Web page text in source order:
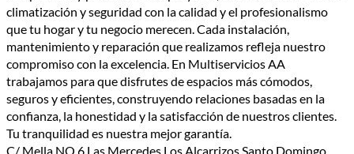
climatización y seguridad con la calidad y el profesionalismo
que tu hogar y tu negocio merecen. Cada instalación,
mantenimiento y reparación que realizamos refleja nuestro
compromiso con la excelencia. En Multiservicios AA
trabajamos para que disfrutes de espacios más cómodos,
seguros y eficientes, construyendo relaciones basadas en la
confianza, la honestidad y la satisfacción de nuestros clientes.
Tu tranquilidad es nuestra mejor garantía.
C/ Mella NO.6 Las Mercedes Los Alcarrizos Santo Domingo